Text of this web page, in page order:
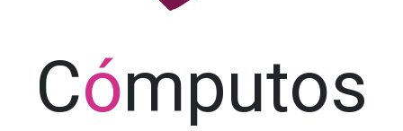
Cómputos